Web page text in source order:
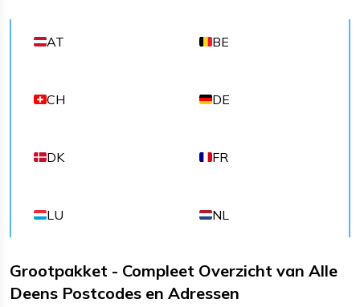
AT BE
CH DE
DK FR
LU NL
Grootpakket - Compleet Overzicht van Alle
Deens Postcodes en Adressen